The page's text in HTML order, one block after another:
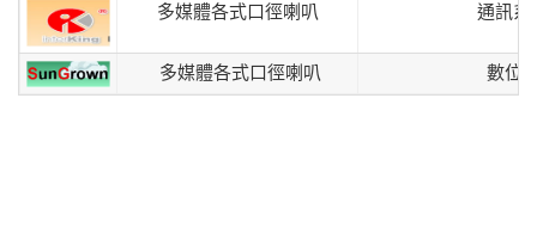
多媒體各式口徑喇叭
通訊系
多媒體各式口徑喇叭 數位